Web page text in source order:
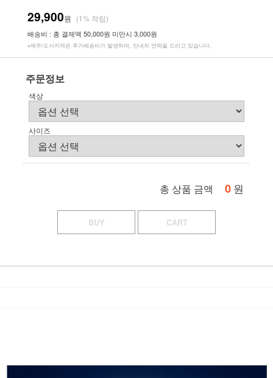
29,900원 (1% 적립)
배송비 : 총 결제액 50,000원 미만시 3,000원
※제주/도서지역은 추가배송비가 발생하며, 안내차 연락을 드리고 있습니다.
주문정보
색상
사이즈
총 상품 금액 0 원
BUY CART